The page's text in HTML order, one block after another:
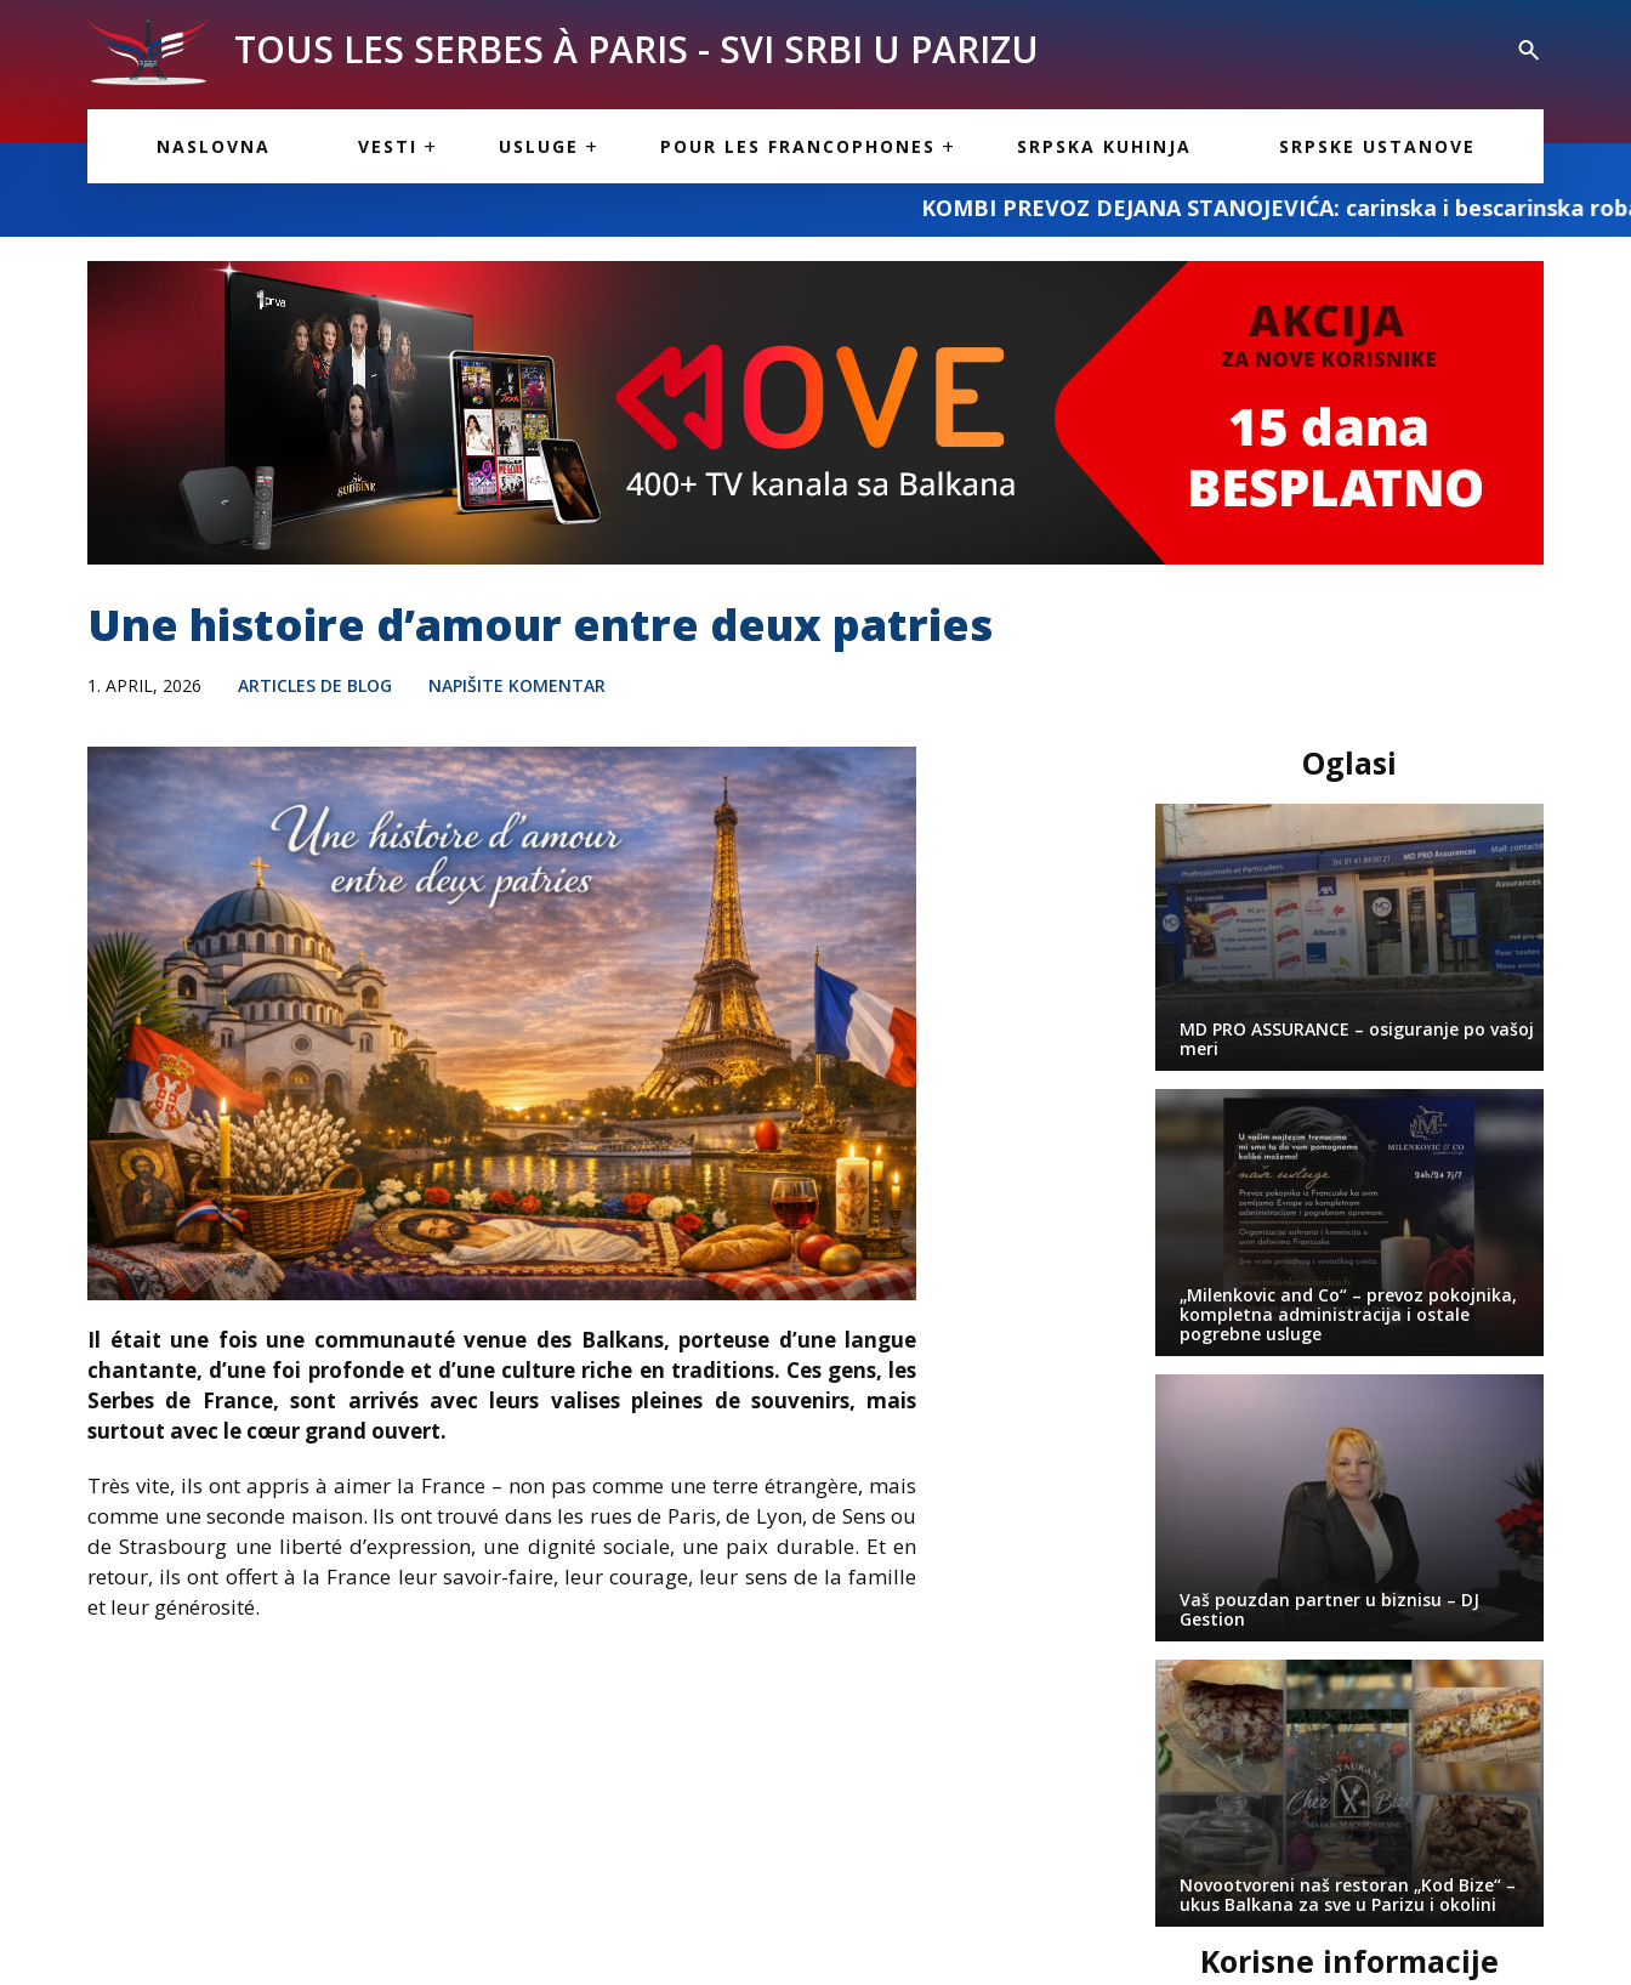
TOUS LES SERBES À PARIS - SVI SRBI U PARIZU
NASLOVNA VESTI USLUGE
INFORMACIJE
POUR LES FRANCOPHONES
PARIS
CUISINE SERBE
SRPSKA KUHINJA SRPSKE USTANOVE
KOMBI PREVOZ DEJANA STANOJEVIĆA: carinska i bescarinska roba MD PRO
Une histoire d’amour entre deux patries
1. APRIL, 2026 ARTICLES DE BLOG NAPIŠITE KOMENTAR
Il était une fois une communauté venue des Balkans, porteuse d’une langue
chantante, d’une foi profonde et d’une culture riche en traditions. Ces gens, les
Serbes de France, sont arrivés avec leurs valises pleines de souvenirs, mais
surtout avec le cœur grand ouvert.
Très vite, ils ont appris à aimer la France – non pas comme une terre étrangère, mais
comme une seconde maison. Ils ont trouvé dans les rues de Paris, de Lyon, de Sens ou
de Strasbourg une liberté d’expression, une dignité sociale, une paix durable. Et en
retour, ils ont offert à la France leur savoir-faire, leur courage, leur sens de la famille
et leur générosité.
Oglasi
MD PRO ASSURANCE – osiguranje po vašoj
meri
„Milenkovic and Co“ – prevoz pokojnika,
kompletna administracija i ostale
pogrebne usluge
Vaš pouzdan partner u biznisu – DJ
Gestion
Novootvoreni naš restoran „Kod Bize“ –
ukus Balkana za sve u Parizu i okolini
Korisne informacije